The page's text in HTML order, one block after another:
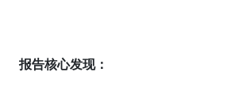
报告核心发现：